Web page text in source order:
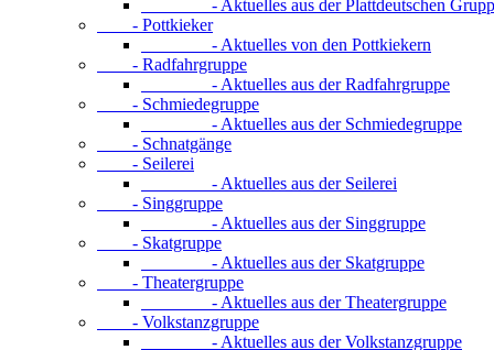
- Aktuelles aus der Plattdeutschen
- Pottkieker
- Aktuelles von den Pottkiekern
- Radfahrgruppe
- Aktuelles aus der Radfahrgruppe
- Schmiedegruppe
- Aktuelles aus der Schmiedegruppe
- Schnatgänge
- Seilerei
- Aktuelles aus der Seilerei
- Singgruppe
- Aktuelles aus der Singgruppe
- Skatgruppe
- Aktuelles aus der Skatgruppe
- Theatergruppe
- Aktuelles aus der Theatergruppe
- Volkstanzgruppe
- Aktuelles aus der Volkstanzgruppe